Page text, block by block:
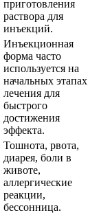
приготовления
раствора для
инъекций.
Инъекционная
форма часто
используется на
начальных этапах
лечения для
быстрого
достижения
эффекта.
Тошнота, рвота,
диарея, боли в
животе,
аллергические
реакции,
бессонница.